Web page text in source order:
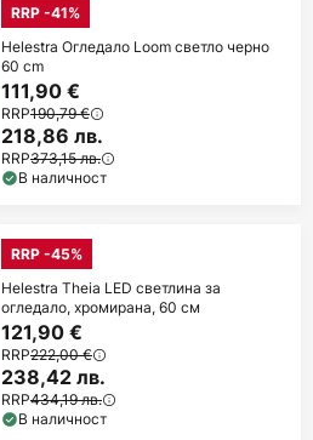
RRP -41%
Helestra Огледало Loom светло черно
60 cm
111,90 €
RRP190,79 €
218,86 лв.
RRP373,15 лв.
В наличност
RRP -45%
Helestra Theia LED светлина за
огледало, хромирана, 60 см
121,90 €
RRP222,00 €
238,42 лв.
RRP434,19 лв.
В наличност